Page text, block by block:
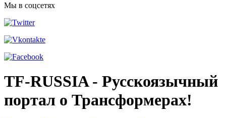
Мы в соцсетях
TF-RUSSIA - Русскоязычный
портал о Трансформерах!